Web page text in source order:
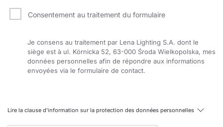
Consentement au traitement du formulaire
Je consens au traitement par Lena Lighting S.A. dont le
siège est à ul. Kórnicka 52, 63-000 Środa Wielkopolska, mes
données personnelles afin de répondre aux informations
envoyées via le formulaire de contact.
Lire la clause d'information sur la protection des données personnelles